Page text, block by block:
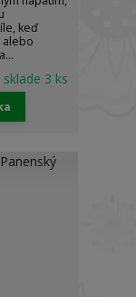
keď
alebo
sklade 3 ks